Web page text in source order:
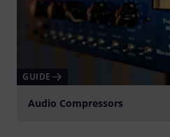
GUIDE
Audio Compressors